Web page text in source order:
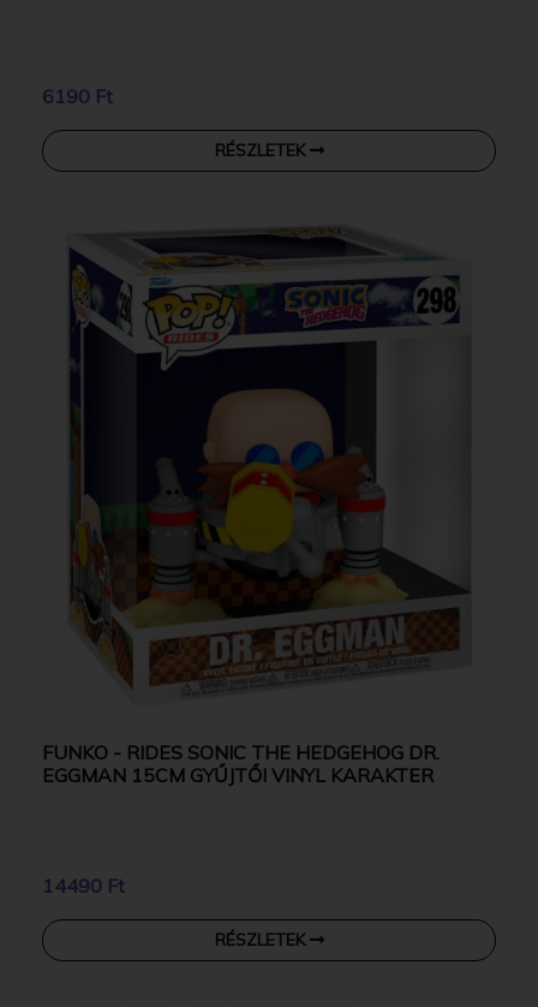
6190 Ft
RÉSZLETEK
FUNKO - RIDES SONIC THE HEDGEHOG DR.
EGGMAN 15CM GYŰJTŐI VINYL KARAKTER
14490 Ft
RÉSZLETEK